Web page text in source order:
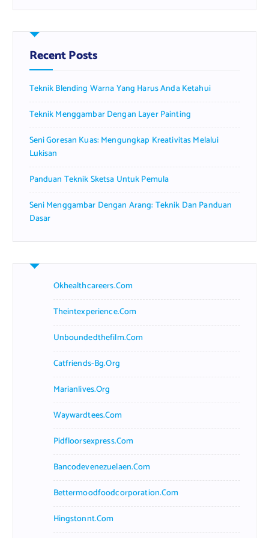
r
h
f
o
:
Recent Posts
Teknik Blending Warna Yang Harus Anda Ketahui
Teknik Menggambar Dengan Layer Painting
Seni Goresan Kuas: Mengungkap Kreativitas Melalui
Lukisan
Panduan Teknik Sketsa Untuk Pemula
Seni Menggambar Dengan Arang: Teknik Dan Panduan
Dasar
Okhealthcareers.com
Theintexperience.com
Unboundedthefilm.com
Catfriends-Bg.org
Marianlives.org
Waywardtees.com
Pidfloorsexpress.com
Bancodevenezuelaen.com
Bettermoodfoodcorporation.com
Hingstonnt.com